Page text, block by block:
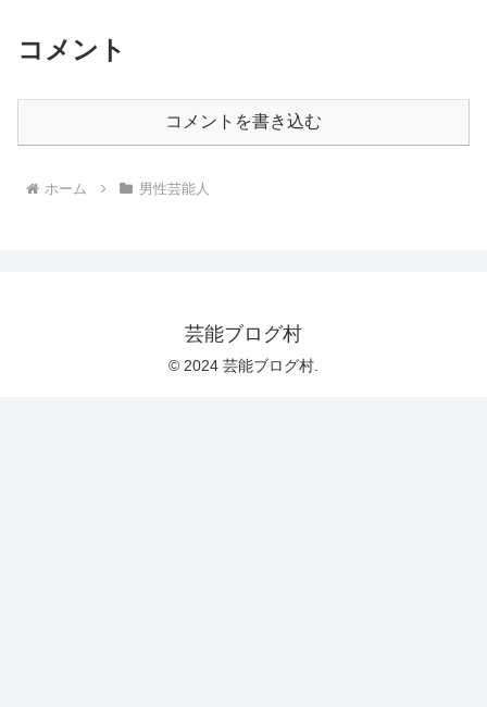
コメント
コメントを書き込む
ホーム 男性芸能人
芸能ブログ村
© 2024 芸能ブログ村.